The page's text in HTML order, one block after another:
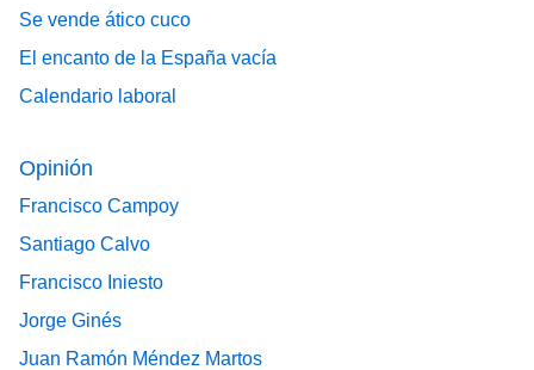
Se vende ático cuco
El encanto de la España vacía
Calendario laboral
Opinión
Francisco Campoy
Santiago Calvo
Francisco Iniesto
Jorge Ginés
Juan Ramón Méndez Martos